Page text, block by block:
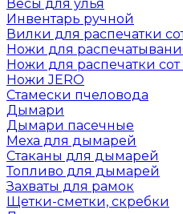
Весы для улья
Инвентарь ручной
Вилки для распечатки
Ножи для
Ножи для распечатки
Ножи JERO
Стамески пчеловода
Дымари
Дымари пасечные
Меха для дымарей
Стаканы для дымарей
Топливо для дымарей
Захваты для рамок
Щетки-сметки, скребки